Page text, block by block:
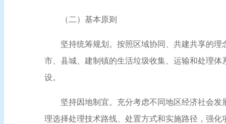
（二）基本原则
坚持统筹规划。按照区域协同、共建共享的
市、县城、建制镇的生活垃圾收集、运输和处理
设。
坚持因地制宜。充分考虑不同地区经济社会
理选择处理技术路线、处置方式和实施路径，强